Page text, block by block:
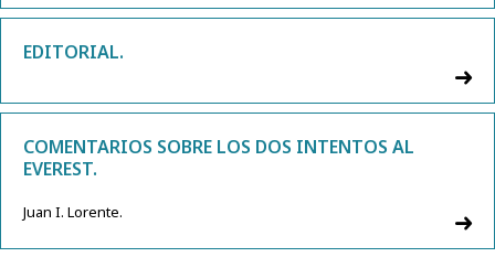
EDITORIAL.
COMENTARIOS SOBRE LOS DOS INTENTOS AL
EVEREST.
Juan I. Lorente.